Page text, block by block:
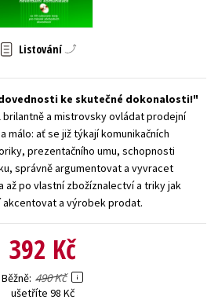
literatura
Všechny tituly
Listování
ke skutečné dokonalosti!
a mistrovsky ovládat prodejní
málo: ať se již týkají komunikačních
prezentačního umu, schopnosti
správně argumentovat a vyvracet
až po vlastní zbožíznalectví a triky jak
akcentovat a výrobek prodat.
392 Kč
Běžně 490 Kč
ušetříte 98 Kč